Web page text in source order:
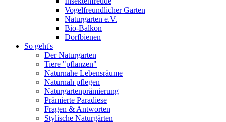
Vogelfreundlicher Garten
Naturgarten e.V.
Bio-Balkon
Dorfbienen
So geht's
Der Naturgarten
Tiere "pflanzen"
Naturnahe Lebensräume
Naturnah pflegen
Naturgartenprämierung
Prämierte Paradiese
Fragen & Antworten
Stylische Naturgärten